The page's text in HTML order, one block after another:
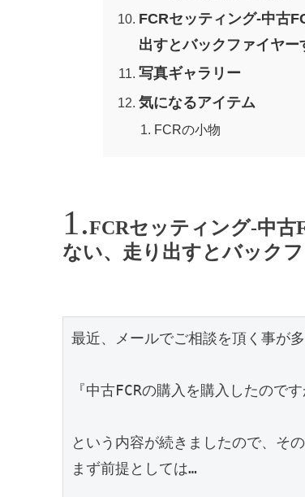
FCRセッティング-中古
出すとバックファイヤー
写真ギャラリー
気になるアイテム
FCRの小物
FCRセッティング-中古
ない、走り出すとバック
最近、メールでご相談を頂く事が多
『中古FCRの購入を購入したのです
という内容が続きましたので、そ
まず前提としては…